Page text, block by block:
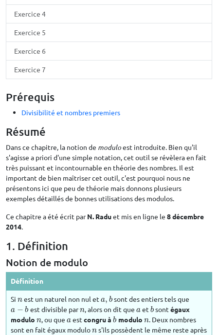
Exercice 4
Exercice 5
Exercice 6
Exercice 7
Prérequis
Divisibilité et nombres premiers
Résumé
Dans ce chapitre, la notion de moduloest introduite. Bien qu'il
s'agisse a priori d'une simple notation, cet outil se révèlera en fait
très puissant et incontournable en théorie des nombres. Il est
important de bien maîtriser cet outil, c'est pourquoi nous ne
présentons ici que peu de théorie mais donnons plusieurs
exemples détaillés de bonnes utilisations des modulos.
Ce chapitre a été écrit parN. Raduet mis en ligne le 8 décembre
2014.
1. Définition
Notion de modulo
Définition
Si n
n est un naturel non nul eta, b
a,b sont des entiers tels que
a − b
a−b est divisible parn
n, alors on dit que a
aet b
bsontégaux
modulo n
n, ou quea
a estcongru àb
b modulo n
n. Deux nombres
sont en fait égaux modulon
n s'ils possèdent le même reste après